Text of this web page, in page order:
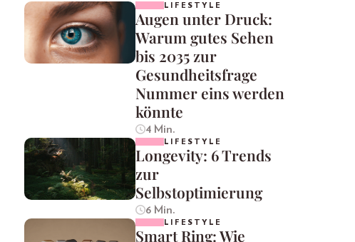
LIFESTYLE
Augen unter Druck:
Warum gutes Sehen
bis 2035 zur
Gesundheitsfrage
Nummer eins werden
könnte
4 Min.
LIFESTYLE
Longevity: 6 Trends
zur
Selbstoptimierung
6 Min.
LIFESTYLE
Smart Ring: Wie